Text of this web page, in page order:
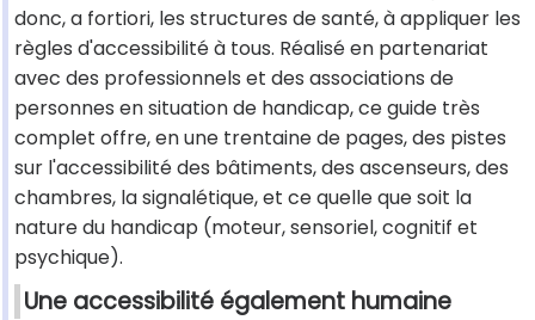
donc, a fortiori, les structures de santé, à appliquer les
règles d'accessibilité à tous. Réalisé en partenariat
avec des professionnels et des associations de
personnes en situation de handicap, ce guide très
complet offre, en une trentaine de pages, des pistes
sur l'accessibilité des bâtiments, des ascenseurs, des
chambres, la signalétique, et ce quelle que soit la
nature du handicap (moteur, sensoriel, cognitif et
psychique).
Une accessibilité également humaine